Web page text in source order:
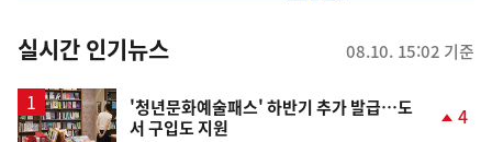
뉴
스
실시간 인기뉴스 08.10. 15:02 기준
'청년문화예술패스' 하반기 추가 발급…도
서 구입도 지원
4